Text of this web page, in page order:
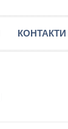
КОНТАКТИ